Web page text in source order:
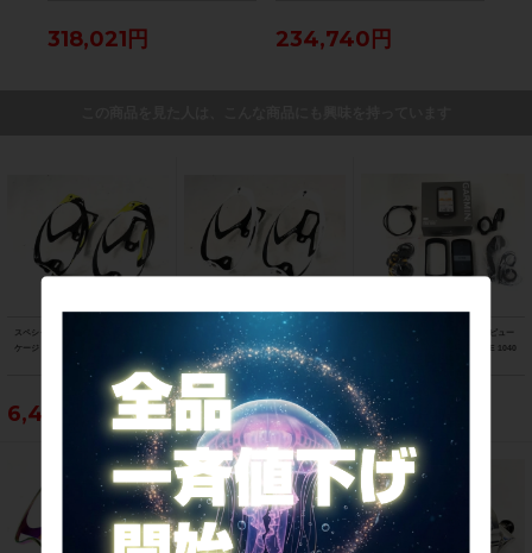
318,021円 234,740円
スペシャライズド SPECIALIZED リブ
ケージ 2個セット RIB CAGE
6,490円
スペシャライズド SPECIALIZED エス
ワークス リブ ケージ 2個セット S-WO
RKS RIB CAGE
5,390円
ガーミン GARMIN サイクルコンピュー
ター エッジ 1040 ソーラー EDGE 1040
66,990円